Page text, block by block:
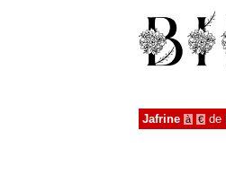
Jafrine à € de